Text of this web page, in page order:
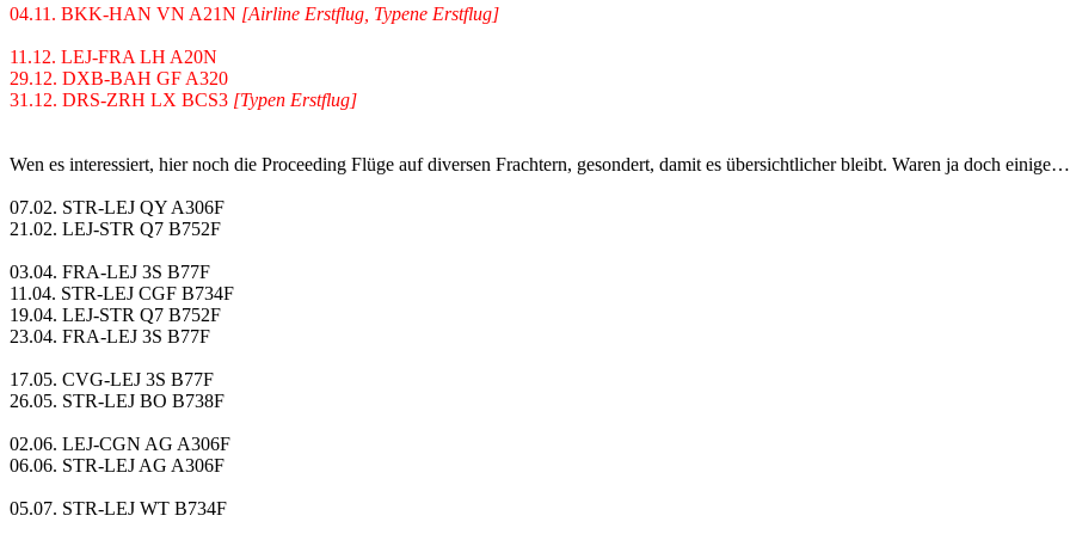
04.11. BKK-HAN VN A21N [Airline Erstflug, Typene Erstflug]
11.12. LEJ-FRA LH A20N
29.12. DXB-BAH GF A320
31.12. DRS-ZRH LX BCS3 [Typen Erstflug]
Wen es interessiert, hier noch die Proceeding Flüge auf diversen Frachtern, gesondert, damit es übersichtlicher bleibt. Waren ja doch einige…
07.02. STR-LEJ QY A306F
21.02. LEJ-STR Q7 B752F
03.04. FRA-LEJ 3S B77F
11.04. STR-LEJ CGF B734F
19.04. LEJ-STR Q7 B752F
23.04. FRA-LEJ 3S B77F
17.05. CVG-LEJ 3S B77F
26.05. STR-LEJ BO B738F
02.06. LEJ-CGN AG A306F
06.06. STR-LEJ AG A306F
05.07. STR-LEJ WT B734F